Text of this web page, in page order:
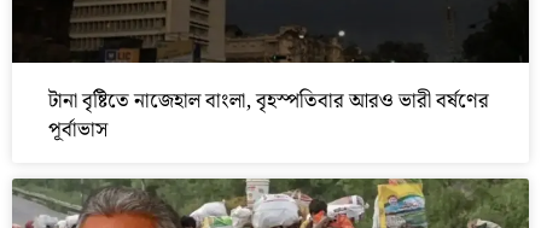
টানা বৃষ্টিতে নাজেহাল বাংলা, বৃহস্পতিবার আরও ভারী বর্ষণের
পূর্বাভাস